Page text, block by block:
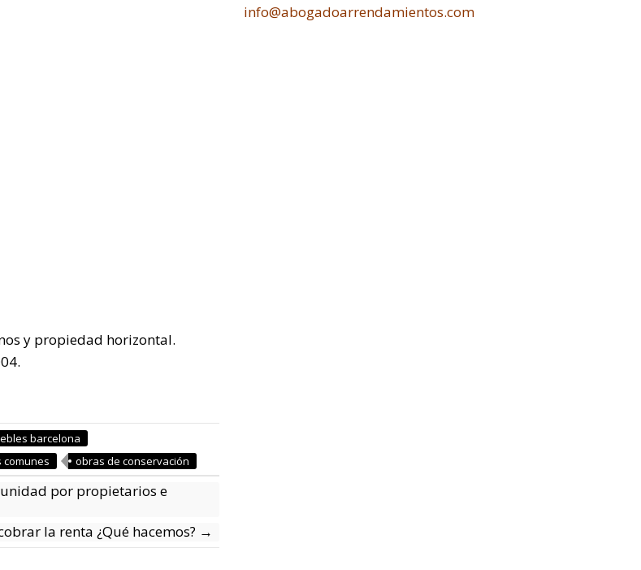
y propiedad horizontal.
barcelona
comunes obras de conservación
por propietarios e
la renta ¿Qué hacemos? →
info@abogadoarrendamientos.com